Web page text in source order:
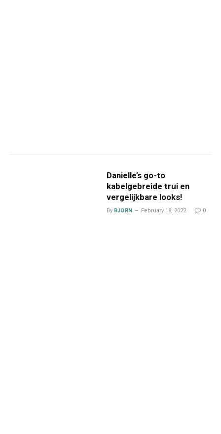
Danielle’s go-to
kabelgebreide trui en
vergelijkbare looks!
By BJORN February 18, 2022 0